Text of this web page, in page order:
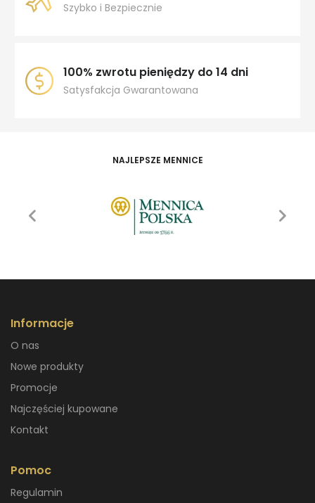
Szybko i Bezpiecznie
100% zwrotu pieniędzy do 14 dni
Satysfakcja Gwarantowana
NAJLEPSZE MENNICE
Informacje
O nas
Nowe produkty
Promocje
Najczęściej kupowane
Kontakt
Pomoc
Regulamin